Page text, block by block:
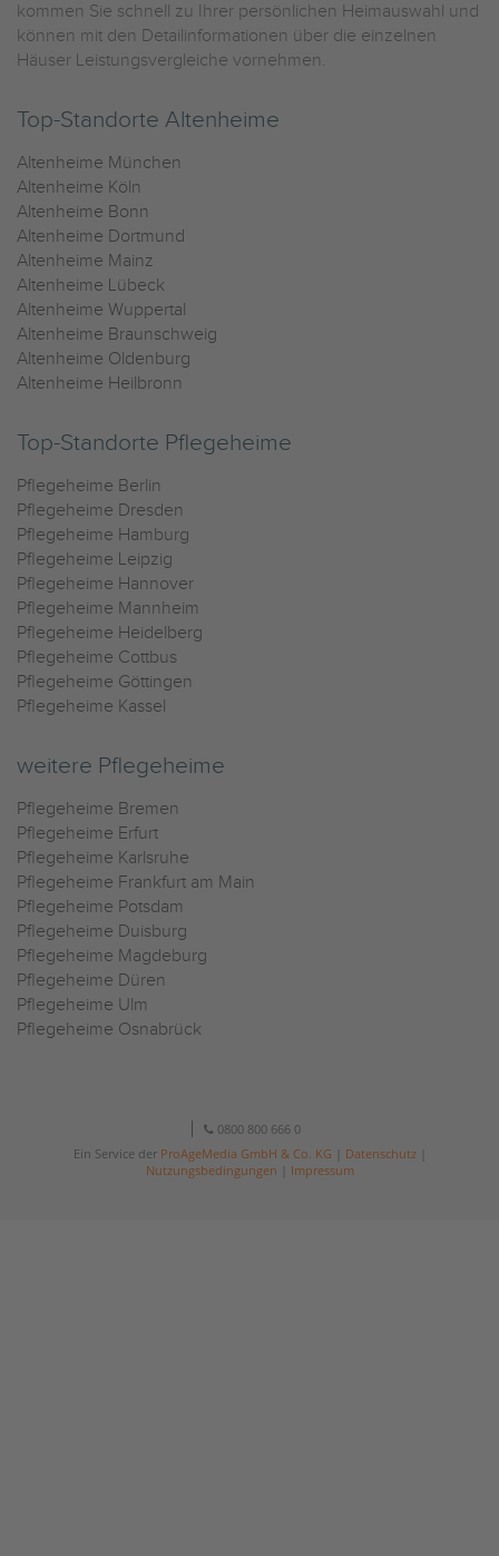
kommen Sie schnell zu Ihrer persönlichen Heimauswahl und
können mit den Detailinformationen über die einzelnen
Häuser Leistungsvergleiche vornehmen.
Top-Standorte Altenheime
Altenheime München
Altenheime Köln
Altenheime Bonn
Altenheime Dortmund
Altenheime Mainz
Altenheime Lübeck
Altenheime Wuppertal
Altenheime Braunschweig
Altenheime Oldenburg
Altenheime Heilbronn
Top-Standorte Pflegeheime
Pflegeheime Berlin
Pflegeheime Dresden
Pflegeheime Hamburg
Pflegeheime Leipzig
Pflegeheime Hannover
Pflegeheime Mannheim
Pflegeheime Heidelberg
Pflegeheime Cottbus
Pflegeheime Göttingen
Pflegeheime Kassel
weitere Pflegeheime
Pflegeheime Bremen
Pflegeheime Erfurt
Pflegeheime Karlsruhe
Pflegeheime Frankfurt am Main
Pflegeheime Potsdam
Pflegeheime Duisburg
Pflegeheime Magdeburg
Pflegeheime Düren
Pflegeheime Ulm
Pflegeheime Osnabrück
0800 800 666 0
Ein Service der ProAgeMedia GmbH & Co. KG Datenschutz|
Nutzungsbedingungen
Impressum